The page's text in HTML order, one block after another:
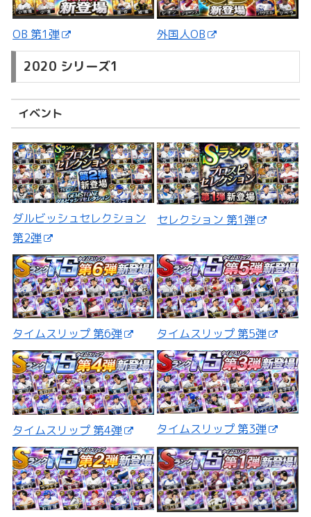
OB 第1弾 外国人OB
2020 シリーズ1
イベント
ダルビッシュセレクション
第2弾
セレクション 第1弾
タイムスリップ 第6弾 タイムスリップ 第5弾
タイムスリップ 第4弾 タイムスリップ 第3弾